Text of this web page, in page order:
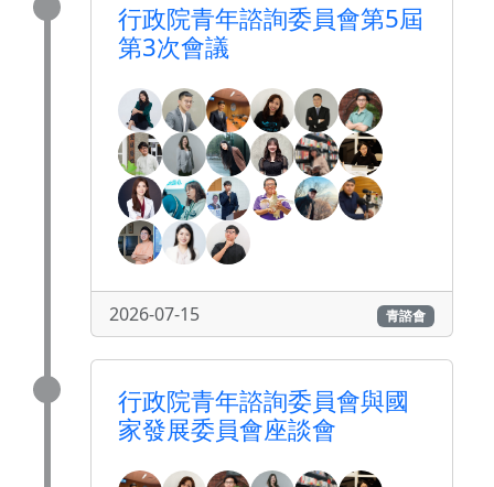
行政院青年諮詢委員會第5屆
第3次會議
2026-07-15 青諮會
行政院青年諮詢委員會與國
家發展委員會座談會